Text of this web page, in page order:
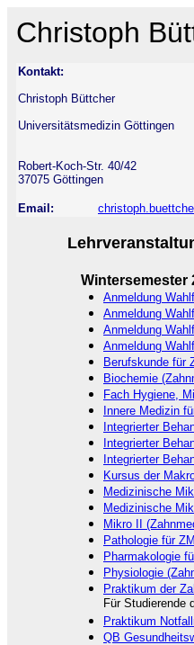
Christoph
Kontakt:
Christoph Büttcher
Universitätsmedizin Göttingen
Robert-Koch-Str. 40/42
37075 Göttingen
Email:
Wintersemester
Anmeldung
Anmeldung
Anmeldung
Anmeldung
Berufskunde für
Biochemie
Fach Hygiene,
Innere Medizin
Integrierter
Integrierter
Integrierter
Kursus der
Medizinische
Medizinische
Mikro II
Pathologie für ZM
Pharmakologie
Physiologie
Praktikum der
Für Studierende
Praktikum
QB